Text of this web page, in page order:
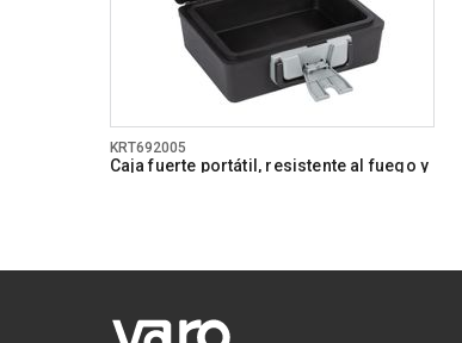
KRT692005
Caja fuerte portátil, resistente al fuego y